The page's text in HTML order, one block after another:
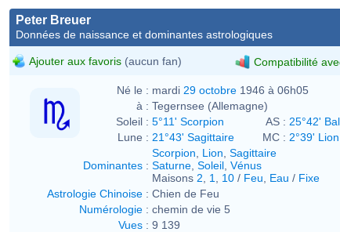
Peter Breuer
Données de naissance et dominantes astrologiques
Ajouter aux favoris (aucun fan) Compatibilité
Né le : mardi 29 octobre 1946 à 06h05
à : Tegernsee (Allemagne)
Soleil : 5°11' Scorpion AS : 25°42'
Lune : 21°43' Sagittaire MC : 2°39' Lion
Dominantes :
Scorpion Lion Sagittaire
Saturne Soleil Vénus
Maisons 2 1 10 / Feu Eau / Fixe
Astrologie Chinoise : Chien de Feu
Numérologie : chemin de vie 5
Vues : 9 139